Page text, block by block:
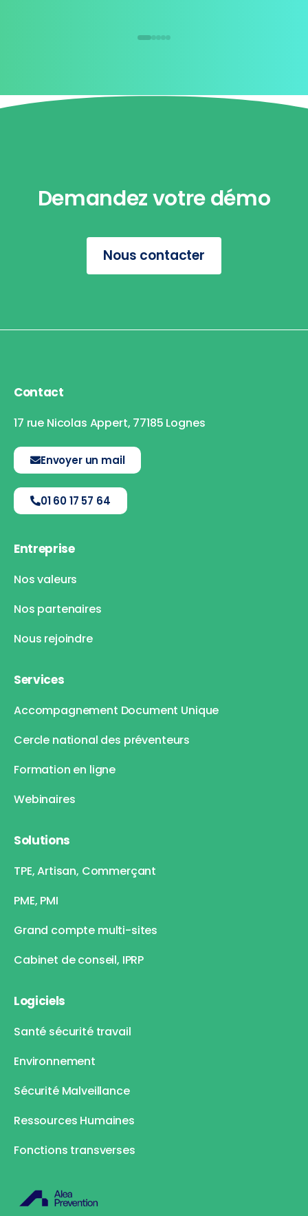
Demandez votre démo
Nous contacter
Logiciels
Santé sécurité travail
Environnement
Sécurité Malveillance
Ressources Humaines
Fonctions transverses
Solutions
TPE, Artisan, Commerçant
PME, PMI
Grand compte multi-sites
Cabinet de conseil, IPRP
Services
Accompagnement Document Unique
Cercle national des préventeurs
Formation en ligne
Webinaires
Entreprise
Nos valeurs
Nos partenaires
Nous rejoindre
Contact
17 rue Nicolas Appert, 77185 Lognes
Envoyer un mail
01 60 17 57 64